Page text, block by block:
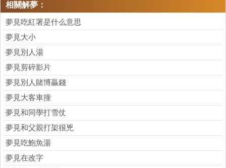
相關解夢：
夢見吃紅署是什么意思
夢見大小
夢見別人湯
夢見剪碎影片
夢見別人賭博贏錢
夢見大客車撞
夢見和同學打雪仗
夢見和父親打架很兇
夢見吃鮑魚湯
夢見在改字